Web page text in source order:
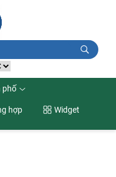
phố
hợp Widget